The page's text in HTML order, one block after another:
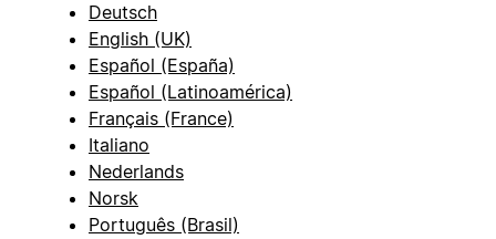
Deutsch
English (UK)
Español (España)
Español (Latinoamérica)
Français (France)
Italiano
Nederlands
Norsk
Português (Brasil)